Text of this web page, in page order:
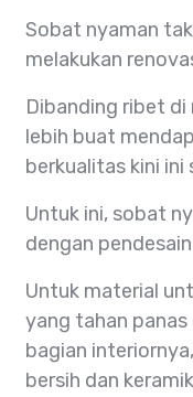
Sobat nyaman
melakukan
Dibanding ribet di
lebih buat
berkualitas kini
Untuk ini, sobat
dengan
Untuk material
yang tahan panas
bagian
bersih dan